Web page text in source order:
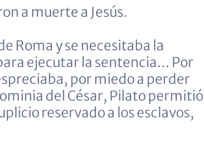
a muerte a Jesús.
Roma y se necesitaba la
ejecutar la sentencia... Por
por miedo a perder
del César, Pilato permitió
reservado a los esclavos,